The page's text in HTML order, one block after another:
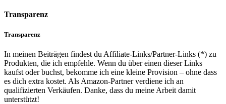
Transparenz
Transparenz
In meinen Beiträgen findest du Affiliate-Links/Partner-Links (*) zu
Produkten, die ich empfehle. Wenn du über einen dieser Links
kaufst oder buchst, bekomme ich eine kleine Provision – ohne dass
es dich extra kostet. Als Amazon-Partner verdiene ich an
qualifizierten Verkäufen. Danke, dass du meine Arbeit damit
unterstützt!